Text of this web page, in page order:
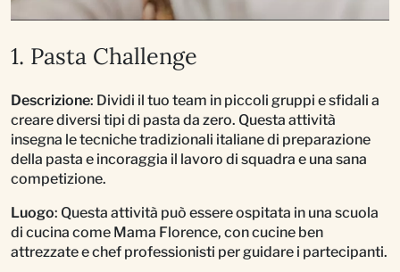
1. Pasta Challenge
Descrizione: Dividi il tuo team in piccoli gruppi e sfidali a
creare diversi tipi di pasta da zero. Questa attività
insegna le tecniche tradizionali italiane di preparazione
della pasta e incoraggia il lavoro di squadra e una sana
competizione.
Luogo: Questa attività può essere ospitata in una scuola
di cucina come Mama Florence, con cucine ben
attrezzate e chef professionisti per guidare i partecipanti.